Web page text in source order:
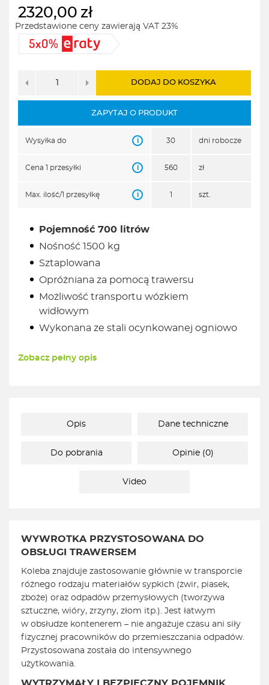
2320,00 zł
Przedstawione ceny zawierają VAT 23%
DODAJ DO KOSZYKA
ZAPYTAJ O PRODUKT
Wysyłka do i 30 dni robocze
Cena 1 przesyłki i 560 zł
Max. ilość/1 przesyłkę i szt.
Pojemność 700 litrów
Nośność 1500 kg
Sztaplowana
Opróżniana za pomocą trawersu
Możliwość transportu wózkiem
widłowym
Wykonana ze stali ocynkowanej ogniowo
Zobacz pełny opis
Opis Dane techniczne
Do pobrania Opinie (0)
Video
WYWROTKA PRZYSTOSOWANA DO
OBSŁUGI TRAWERSEM
Koleba znajduje zastosowanie głównie w transporcie
różnego rodzaju materiałów sypkich (żwir, piasek,
zboże) oraz odpadów przemysłowych (tworzywa
sztuczne, wióry, zrzyny, złom itp.). Jest łatwym
w obsłudze kontenerem – nie angażuje czasu ani siły
fizycznej pracowników do przemieszczania odpadów.
Przystosowana została do intensywnego
użytkowania.